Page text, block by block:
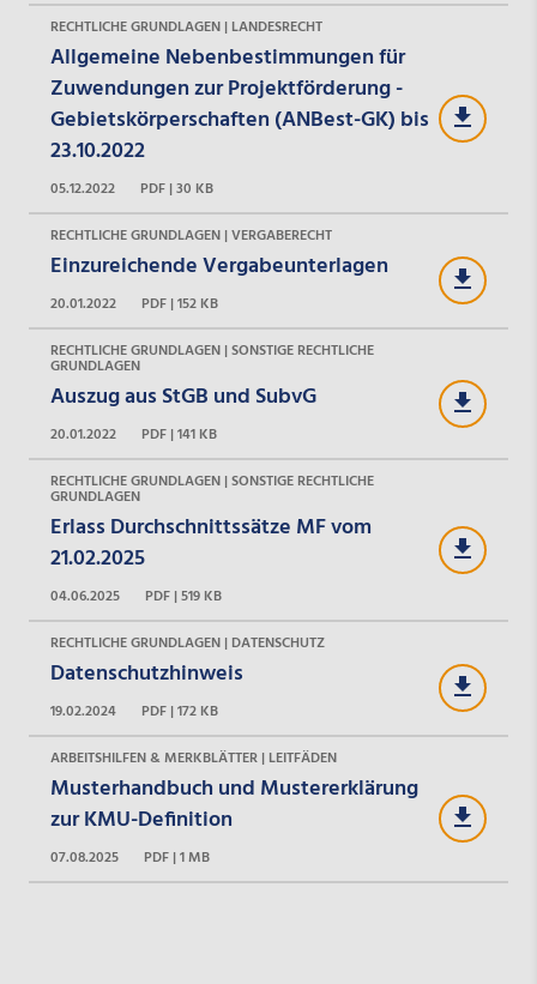
RECHTLICHE GRUNDLAGEN | LANDESRECHT
Allgemeine Nebenbestimmungen für
Zuwendungen zur Projektförderung -
Gebietskörperschaften (ANBest-GK) bis
23.10.2022
05.12.2022
PDF | 30 KB
RECHTLICHE GRUNDLAGEN | VERGABERECHT
Einzureichende Vergabeunterlagen
20.01.2022
PDF | 152 KB
RECHTLICHE GRUNDLAGEN | SONSTIGE RECHTLICHE
GRUNDLAGEN
Auszug aus StGB und SubvG
20.01.2022
PDF | 141 KB
RECHTLICHE GRUNDLAGEN | SONSTIGE RECHTLICHE
GRUNDLAGEN
Erlass Durchschnittssätze MF vom
21.02.2025
04.06.2025
PDF | 519 KB
RECHTLICHE GRUNDLAGEN | DATENSCHUTZ
Datenschutzhinweis
19.02.2024
PDF | 172 KB
ARBEITSHILFEN & MERKBLÄTTER | LEITFÄDEN
Musterhandbuch und Mustererklärung
zur KMU-Definition
07.08.2025 PDF | 1 MB